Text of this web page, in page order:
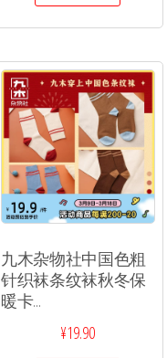
九木杂物社中国色粗
针织袜条纹袜秋冬保
暖卡...
¥19.90